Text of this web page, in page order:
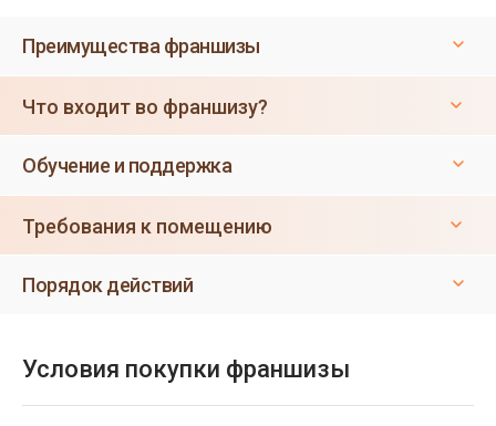
Преимущества франшизы
Что входит во франшизу?
Обучение и поддержка
Требования к помещению
Порядок действий
Условия покупки франшизы